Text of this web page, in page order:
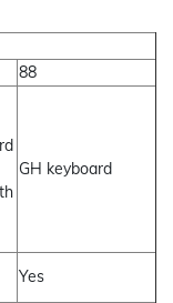
88
GH keyboard
Yes